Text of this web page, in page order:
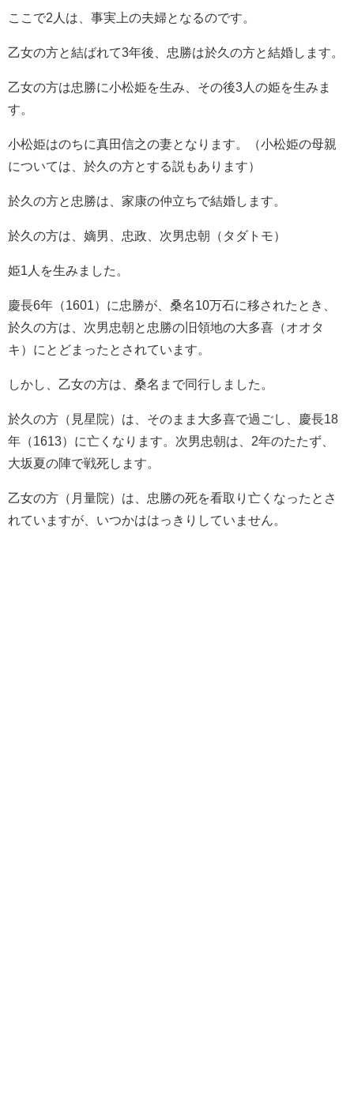
ここで2人は、事実上の夫婦となるのです。
乙女の方と結ばれて3年後、忠勝は於久の方と結婚します。
乙女の方は忠勝に小松姫を生み、その後3人の姫を生みま
す。
小松姫はのちに真田信之の妻となります。（小松姫の母親
については、於久の方とする説もあります）
於久の方と忠勝は、家康の仲立ちで結婚します。
於久の方は、嫡男、忠政、次男忠朝（タダトモ）
姫1人を生みました。
慶長6年（1601）に忠勝が、桑名10万石に移されたとき、
於久の方は、次男忠朝と忠勝の旧領地の大多喜（オオタ
キ）にとどまったとされています。
しかし、乙女の方は、桑名まで同行しました。
於久の方（見星院）は、そのまま大多喜で過ごし、慶長18
年（1613）に亡くなります。次男忠朝は、2年のたたず、
大坂夏の陣で戦死します。
乙女の方（月量院）は、忠勝の死を看取り亡くなったとさ
れていますが、いつかははっきりしていません。